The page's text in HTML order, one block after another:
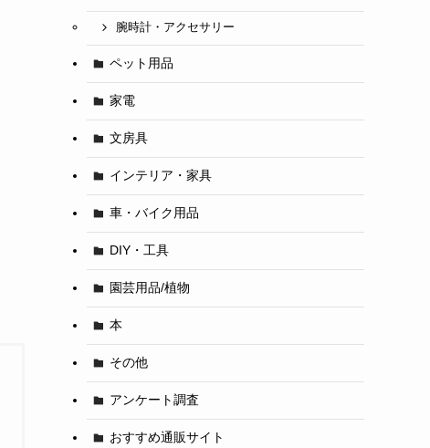
腕時計・アクセサリー
ペット用品
家電
文房具
インテリア・家具
車・バイク用品
DIY・工具
園芸用品/植物
本
その他
アンケート調査
おすすめ通販サイト